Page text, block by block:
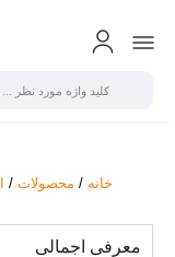
خانه / محصولات /
معرفی اجمالی